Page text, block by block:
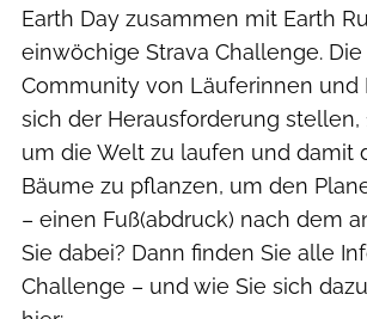
Earth Day zusammen mit Earth
einwöchige Strava Challenge.
Community von Läuferinnen und
sich der Herausforderung stellen,
um die Welt zu laufen und damit
Bäume zu pflanzen, um den
– einen Fuß(abdruck) nach dem
Sie dabei? Dann finden Sie alle
Challenge – und wie Sie sich